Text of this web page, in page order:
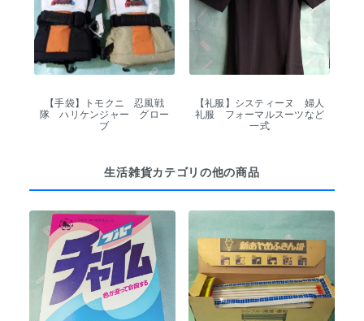
【手袋】トモクニ 忍風戦
隊 ハリケンジャー グロー
ブ
【礼服】システィーヌ 婦人
礼服 フォーマルスーツなど
一式
生活雑貨カテゴリの他の商品